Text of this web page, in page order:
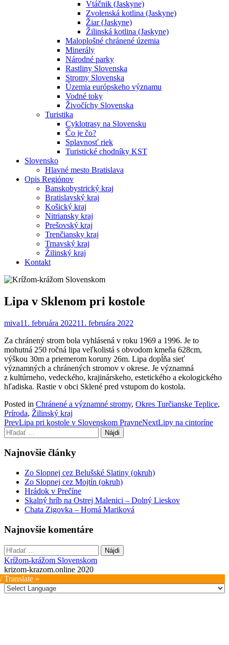
Vtáčnik (Jaskyne)
Zvolenská kotlina (Jaskyne)
Žiar (Jaskyne)
Žilinská kotlina (Jaskyne)
Maloplošné chránené územia
Minerály
Národné parky
Rastliny Slovenska
Stromy Slovenska
Územia európskeho významu
Vodné toky
Živočíchy Slovenska
Turistika
Cyklotrasy na Slovensku
Čo je čo?
Splavnosť riek
Turistické chodníky KST
Slovensko
Hlavné mesto Bratislava
Opis Regiónov
Banskobystrický kraj
Bratislavský kraj
Košický kraj
Nitriansky kraj
Prešovský kraj
Trenčiansky kraj
Trnavský kraj
Žilinský kraj
Kontakt
Lipa v Sklenom pri kostole
miva11. februára 202211. februára 2022
Za chránený strom bola vyhlásená v roku 1969 a 1996. Je to
mohutná 250 ročná lipa veľkolistá s obvodom kmeňa 628cm,
výškou 30m a priemerom koruny 26m. Lipa dopĺňa sieť
významných a chránených stromov v okrese. Je významná
z kultúrneho, vedeckého, krajinárskeho, estetického a ekologického
hľadiska. Rastie v obci Sklené pred vstupom do kostola.
Posted in Chránené a významné stromy, Okres Turčianske Teplice,
Príroda, Žilinský kraj
Post
navigation
PrevLipa pri kostole v Slovenskom PravneNextLipy na cintoríne
Hľadať:
Najnovšie články
Zo Slopnej cez Belušské Slatiny (okruh)
Zo Slopnej cez Mojtín (okruh)
Hrádok v Prečíne
Skalný hríb na Ostrej Malenici – Dolný Lieskov
Chata Zigovka – Horná Mariková
Najnovšie komentáre
Hľadať:
Krížom-krážom Slovenskom
krizom-krazom.online 2020
Translate »